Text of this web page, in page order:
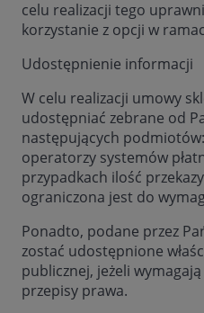
celu realizacji tego
korzystanie z opcji w
Udostępnienie informacji
W celu realizacji umowy
udostępniać zebrane od
następujących
operatorzy systemów
przypadkach ilość
ograniczona jest do
Ponadto, podane przez
zostać udostępnione
publicznej, jeżeli
przepisy prawa.